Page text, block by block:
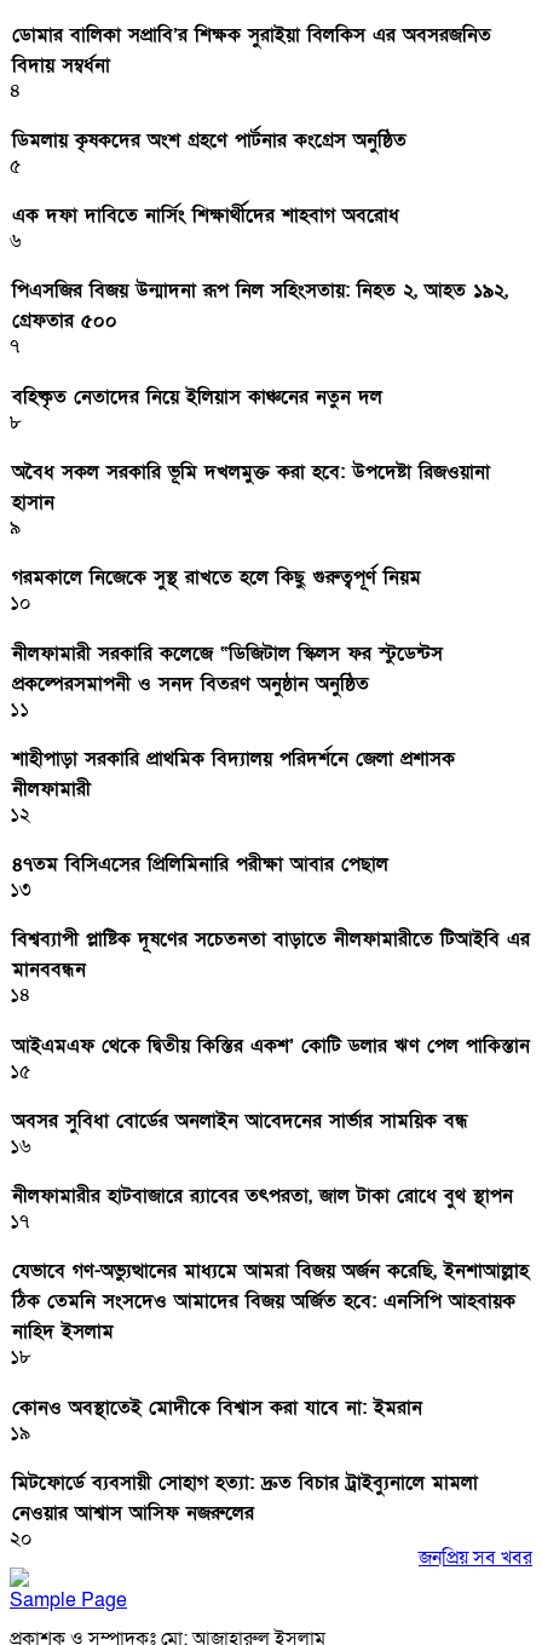
ডোমার বালিকা সপ্রাবি’র শিক্ষক সুরাইয়া বিলকিস এর অবসরজনিত
বিদায় সম্বর্ধনা
৪
ডিমলায় কৃষকদের অংশ গ্রহণে পার্টনার কংগ্রেস অনুষ্ঠিত
৫
এক দফা দাবিতে নার্সিং শিক্ষার্থীদের শাহবাগ অবরোধ
৬
পিএসজির বিজয় উন্মাদনা রূপ নিল সহিংসতায়: নিহত ২, আহত ১৯২,
গ্রেফতার ৫০০
৭
বহিষ্কৃত নেতাদের নিয়ে ইলিয়াস কাঞ্চনের নতুন দল
৮
অবৈধ সকল সরকারি ভূমি দখলমুক্ত করা হবে: উপদেষ্টা রিজওয়ানা
হাসান
৯
গরমকালে নিজেকে সুস্থ রাখতে হলে কিছু গুরুত্বপূর্ণ নিয়ম
১০
নীলফামারী সরকারি কলেজে “ডিজিটাল স্কিলস ফর স্টুডেন্টস
প্রকল্পেরসমাপনী ও সনদ বিতরণ অনুষ্ঠান অনুষ্ঠিত
১১
শাহীপাড়া সরকারি প্রাথমিক বিদ্যালয় পরিদর্শনে জেলা প্রশাসক
নীলফামারী
১২
৪৭তম বিসিএসের প্রিলিমিনারি পরীক্ষা আবার পেছাল
১৩
বিশ্বব্যাপী প্লাষ্টিক দূষণের সচেতনতা বাড়াতে নীলফামারীতে টিআইবি এর
মানববন্ধন
১৪
আইএমএফ থেকে দ্বিতীয় কিস্তির একশ’ কোটি ডলার ঋণ পেল পাকিস্তান
১৫
অবসর সুবিধা বোর্ডের অনলাইন আবেদনের সার্ভার সাময়িক বন্ধ
১৬
নীলফামারীর হাটবাজারে র‌্যাবের তৎপরতা, জাল টাকা রোধে বুথ স্থাপন
১৭
যেভাবে গণ-অভ্যুত্থানের মাধ্যমে আমরা বিজয় অর্জন করেছি, ইনশাআল্লাহ
ঠিক তেমনি সংসদেও আমাদের বিজয় অর্জিত হবে: এনসিপি আহবায়ক
নাহিদ ইসলাম
১৮
কোনও অবস্থাতেই মোদীকে বিশ্বাস করা যাবে না: ইমরান
১৯
মিটফোর্ডে ব্যবসায়ী সোহাগ হত্যা: দ্রুত বিচার ট্রাইব্যুনালে মামলা
নেওয়ার আশ্বাস আসিফ নজরুলের
২০
জনপ্রিয় সব খবর
Sample Page
প্রকাশক ও সম্পাদকঃ মো: আজাহারুল ইসলাম